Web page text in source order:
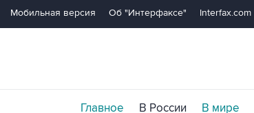
Мобильная версия Об "Интерфаксе" Interfax.com
Главное В России В мире